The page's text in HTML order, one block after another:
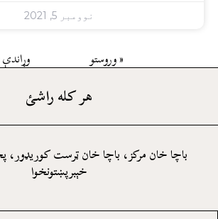
نوومبر 5, 2021
« وروستو
هر کله راشئ
باچا خان مرکز، باچا خان ټرست کوريډور،
خېبرپښتونخوا